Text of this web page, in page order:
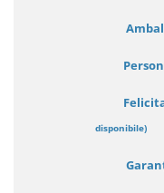
disponibile)